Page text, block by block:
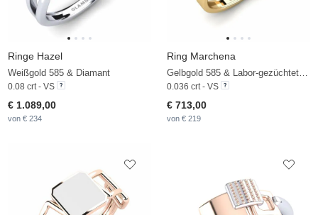
Ringe Hazel
Weißgold 585 & Diamant
0.08 crt - VS
€ 1.089,00
von € 234
Ring Marchena
0.036 crt - VS
€ 713,00
von € 219